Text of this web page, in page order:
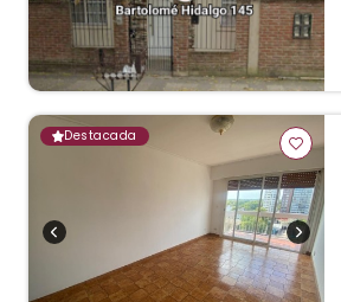
Destacada